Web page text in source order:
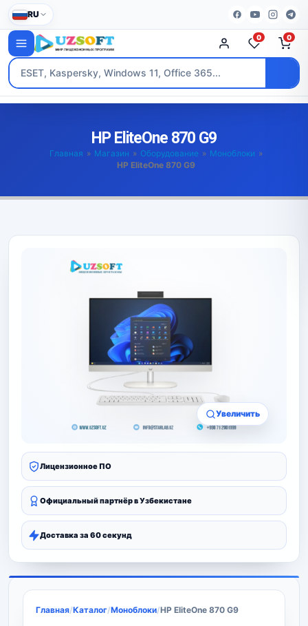
RU
0 0
HP EliteOne 870 G9
Главная » Магазин » Оборудование » Моноблоки »
HP EliteOne 870 G9
Увеличить
Лицензионное ПО
Официальный партнёр в Узбекистане
Доставка за 60 секунд
Главная/Каталог/Моноблоки/HP EliteOne 870 G9